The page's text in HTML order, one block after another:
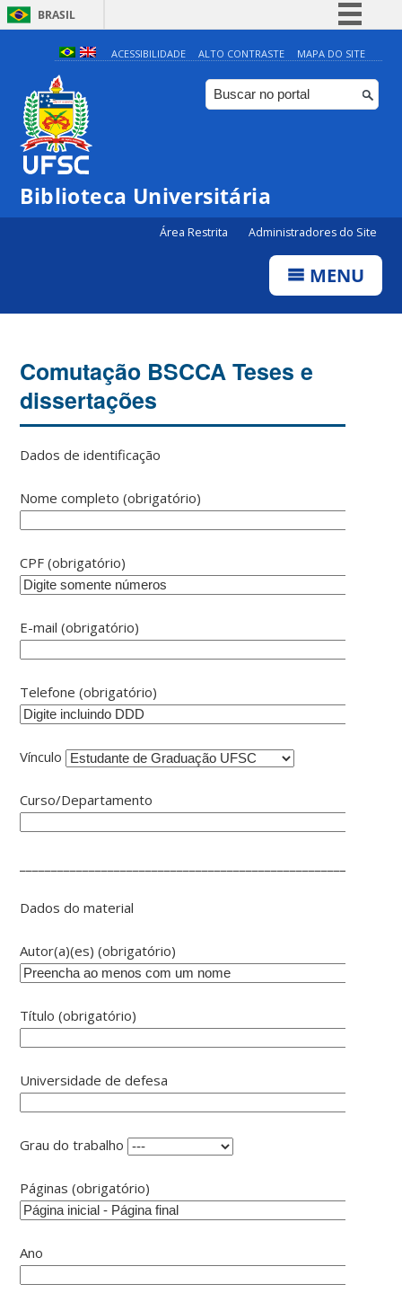
BRASIL
Simplifique!
Comunica BR
Participe
Canais
ACESSIBILIDADE ALTO CONTRASTE MAPA DO SITE
Biblioteca Universitária
Área Restrita Administradores do Site
MENU
Comutação BSCCA Teses e
dissertações
Dados de identificação
Nome completo (obrigatório)
CPF (obrigatório)
E-mail (obrigatório)
Telefone (obrigatório)
Vínculo
Curso/Departamento
Dados do material
Autor(a)(es) (obrigatório)
Título (obrigatório)
Universidade de defesa
Grau do trabalho
Páginas (obrigatório)
Ano